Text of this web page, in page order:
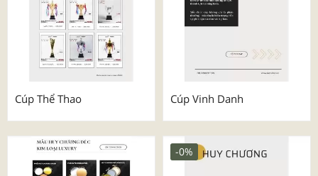
Cúp Thể Thao Cúp Vinh Danh
-0%